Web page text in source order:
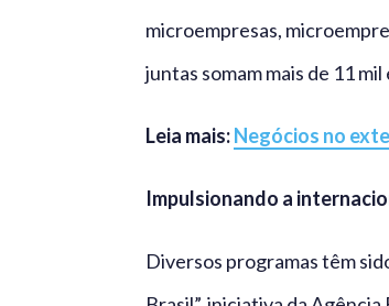
microempresas,
juntas somam mais de 11
Leia mais:Negócios no
Impulsionando a
Diversos programas têm